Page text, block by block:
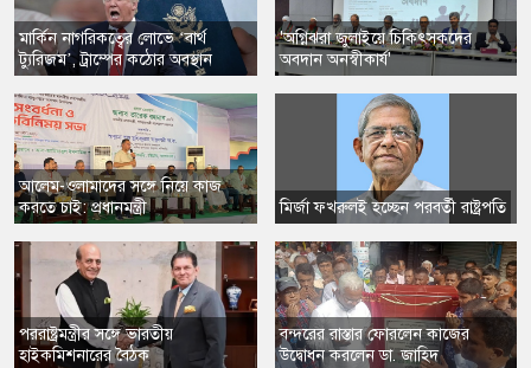
​মার্কিন নাগরিকত্বের লোভে ‘বার্থ
ট্যুরিজম’, ট্রাম্পের কঠোর অবস্থান
​আলেম-ওলামাদের সঙ্গে নিয়ে কাজ
করতে চাই: প্রধানমন্ত্রী
​পররাষ্ট্রমন্ত্রীর সঙ্গে ভারতীয়
হাইকমিশনারের বৈঠক
'অগ্নিঝরা জুলাইয়ে চিকিৎসকদের
অবদান অনস্বীকার্য'
​মির্জা ফখরুলই হচ্ছেন পরবর্তী রাষ্ট্রপতি
​বন্দরের রাস্তার ফোরলেন কাজের
উদ্বোধন করলেন ডা. জাহিদ